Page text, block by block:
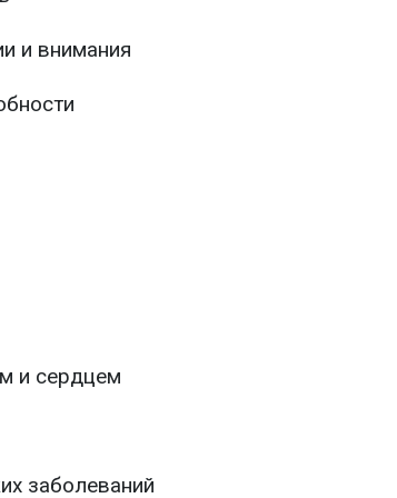
и внимания
и сердцем
заболеваний